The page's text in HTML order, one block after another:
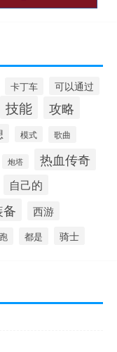
卡丁车 可以通过
技能 攻略
模式 歌曲
炮塔 热血传奇
自己的
备 西游
都是 骑士